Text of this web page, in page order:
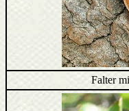
Falter